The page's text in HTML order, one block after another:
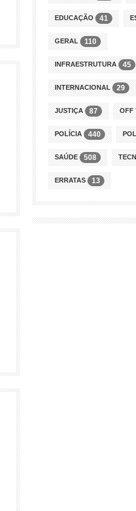
EDUCAÇÃO 41
GERAL 110
INFRAESTRUTURA 45
INTERNACIONAL 29
JUSTIÇA 87 OFF
POLÍCIA 440
SAÚDE 508
ERRATAS 13